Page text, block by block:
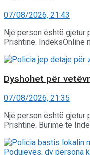
07/08/2026, 21:43
Një person është gjetur
Prishtinë. IndeksOnline
Dyshohet për
07/08/2026, 21:35
Një person është gjetur
Prishtinë. Burime të